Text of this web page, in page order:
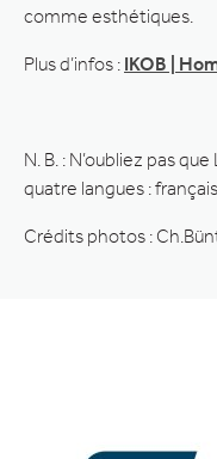
comme esthétiques.
Plus d’infos : IKOB |
N. B. : N’oubliez pas
quatre langues :
Crédits photos :